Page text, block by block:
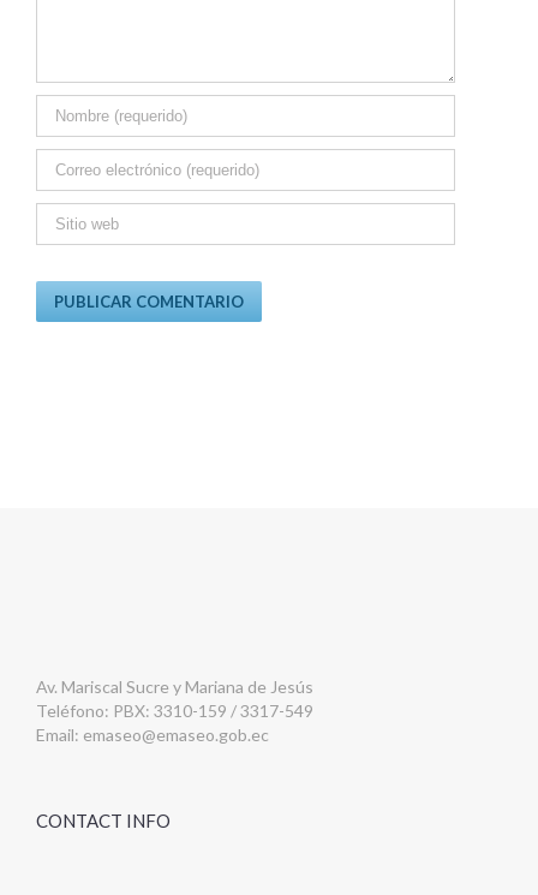
Av. Mariscal Sucre y Mariana de Jesús
Teléfono: PBX: 3310-159 / 3317-549
Email: emaseo@emaseo.gob.ec
CONTACT INFO